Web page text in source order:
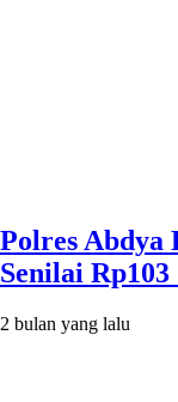
Polres Abdya
Senilai
2 bulan yang lalu